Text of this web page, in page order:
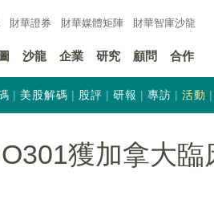
財華證券 財華媒體矩陣 財華智庫沙龍
沙龍 企業 研究 顧問 合作
美股解碼 股評 研報 專訪 活動
獲加拿大臨